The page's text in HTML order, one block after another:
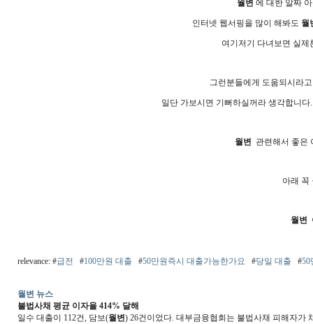
월변 에 대한 알짜
인터넷 웹서핑을 많이 해봐도 월
여기저기 다녀보면 실제
그런분들에게 도움되시라
일단 가보시면 기뻐하실꺼라 생각합니
월변 관련해서 좋은
아래 꼭
월변
relevance: #급전 #100만원 대출 #50만원즉시 대출가능한가요 #당일 대출 #50
월변 뉴스
불법사채 평균 이자율 414% 달해
일수 대출이 112건, 담보(월변) 26건이었다. 대부금융협회는 불법사채 피해자가